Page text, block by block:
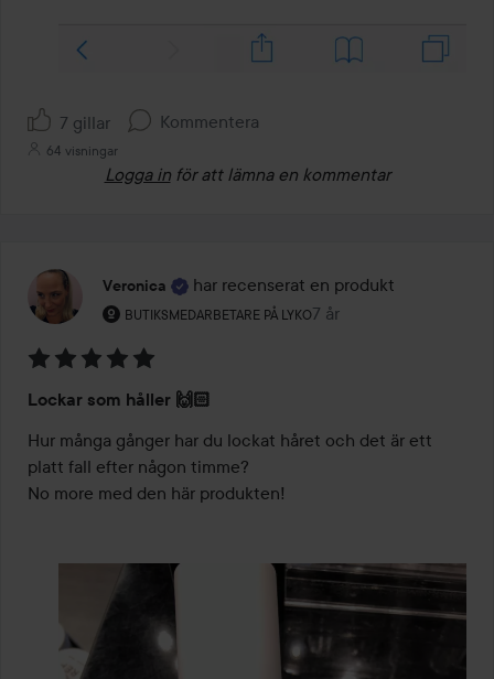
7 gillar Kommentera
64 visningar
Logga in för att lämna en kommentar
Veronica har recenserat en produkt
BUTIKSMEDARBETARE PÅ LYKO
Användarens roll: Butiksmedarbetare på Lyko.
7 år
Inlägget skapades 7 år
5
av
5
Lockar som håller 🙌🏻
Hur många gånger har du lockat håret och det är ett
platt fall efter någon timme?